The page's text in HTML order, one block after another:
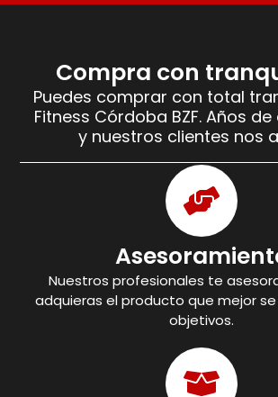
Compra con
Puedes comprar con total
Fitness Córdoba BZF. Años
y nuestros clientes nos
Nuestros profesionales te
adquieras el producto que mejor
objetivos.